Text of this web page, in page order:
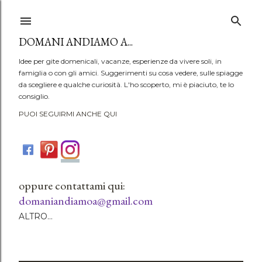
DOMANI ANDIAMO A...
Idee per gite domenicali, vacanze, esperienze da vivere soli, in
famiglia o con gli amici. Suggerimenti su cosa vedere, sulle spiagge
da scegliere e qualche curiosità. L'ho scoperto, mi è piaciuto, te lo
consiglio.
PUOI SEGUIRMI ANCHE QUI
oppure contattami qui:
domaniandiamoa@gmail.com
ALTRO…